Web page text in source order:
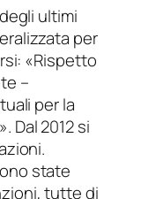
ultimi
per
«Rispetto
–
per la
. Dal 2012 si
state
tutte di